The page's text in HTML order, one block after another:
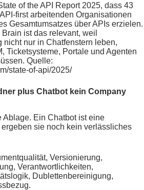
of the API Report 2025, dass 43
first arbeitenden Organisationen
Gesamtumsatzes über APIs erzielen.
ist das relevant, weil
nicht nur in Chatfenstern leben,
Ticketsysteme, Portale und Agenten
Quelle:
state-of-api/2025/
plus Chatbot kein Company
Ablage. Ein Chatbot ist eine
sie noch kein verlässliches
Versionierung,
Verantwortlichkeiten,
Dublettenbereinigung,